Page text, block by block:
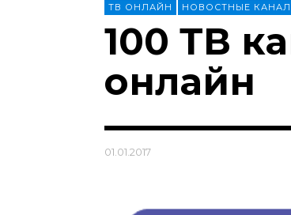
ТВ ОНЛАЙН НОВОСТНЫЕ
100 ТВ
онлайн
01.01.2017